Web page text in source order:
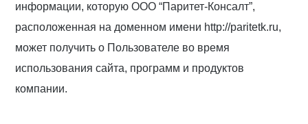
информации, которую ООО “Паритет-Консалт”,
расположенная на доменном имени http://paritetk.ru,
может получить о Пользователе во время
использования сайта, программ и продуктов
компании.